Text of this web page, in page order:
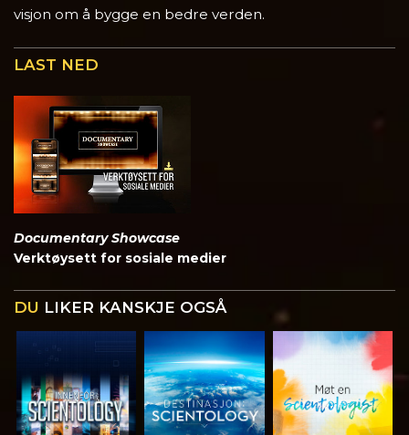
visjon om å bygge en bedre verden.
LAST NED
Documentary Showcase
Verktøysett for sosiale medier
DU LIKER KANSKJE OGSÅ